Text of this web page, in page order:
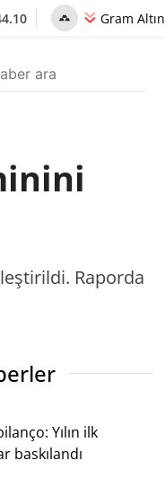
Gram Altın
Raporda
Yılın ilk
baskılandı